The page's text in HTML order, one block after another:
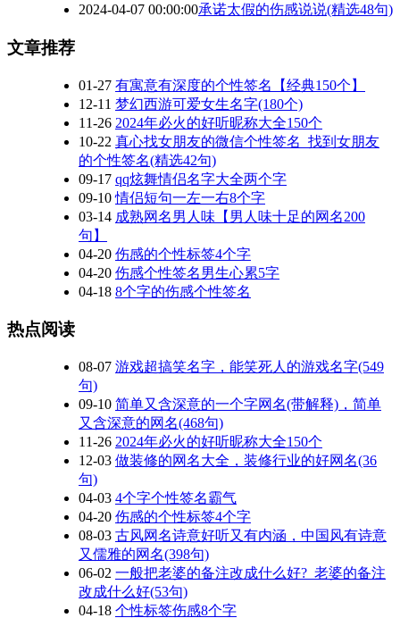
2024-04-07 00:00:00承诺太假的伤感说说(精选48句)
文章推荐
01-27 有寓意有深度的个性签名【经典150个】
12-11 梦幻西游可爱女生名字(180个)
11-26 2024年必火的好听昵称大全150个
10-22 真心找女朋友的微信个性签名_找到女朋友
的个性签名(精选42句)
09-17 qq炫舞情侣名字大全两个字
09-10情侣短句一左一右8个字
03-14 成熟网名男人味【男人味十足的网名200
句】
04-20 伤感的个性标签4个字
04-20 伤感个性签名男生心累5字
04-18 8个字的伤感个性签名
热点阅读
08-07 游戏超搞笑名字，能笑死人的游戏名字(549
句)
09-10 简单又含深意的一个字网名(带解释)，简单
又含深意的网名(468句)
11-26 2024年必火的好听昵称大全150个
12-03 做装修的网名大全，装修行业的好网名(36
句)
04-03 4个字个性签名霸气
04-20 伤感的个性标签4个字
08-03 古风网名诗意好听又有内涵，中国风有诗意
又儒雅的网名(398句)
06-02 一般把老婆的备注改成什么好?_老婆的备注
改成什么好(53句)
04-18 个性标签伤感8个字